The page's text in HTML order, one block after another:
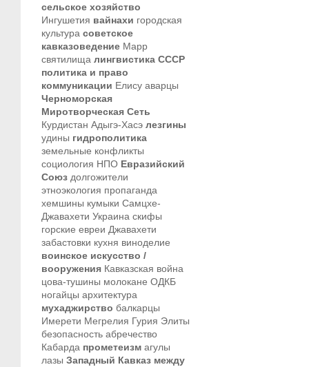
сельское хозяйство
Ингушетия вайнахи городская
культура советское
кавказоведение Марр
святилища лингвистика СССР
политика и право
коммуникации Елису аварцы
Черноморская
Миротворческая Сеть
Курдистан Адыгэ-Хасэ лезгины
удины гидрополитика
земельные конфликты
социология НПО Евразийский
Союз долгожители
этноэкология пропаганда
хемшины кумыки Самцхе-
Джавахети Украина скифы
горские евреи Джавахети
забастовки кухня виноделие
воинское искусство /
вооружения Кавказская война
цова-тушины молокане ОДКБ
ногайцы архитектура
мухаджирство балкарцы
Имерети Мегрелия Гурия Элиты
безопасность абречество
Кабарда прометеизм агулы
лазы Западный Кавказ между